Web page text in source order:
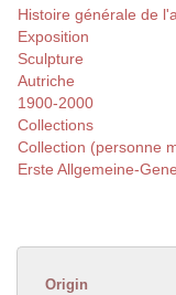
Histoire générale de
Exposition
Sculpture
Autriche
1900-2000
Collections
Collection (personne
Erste Allgemeine-
Origin